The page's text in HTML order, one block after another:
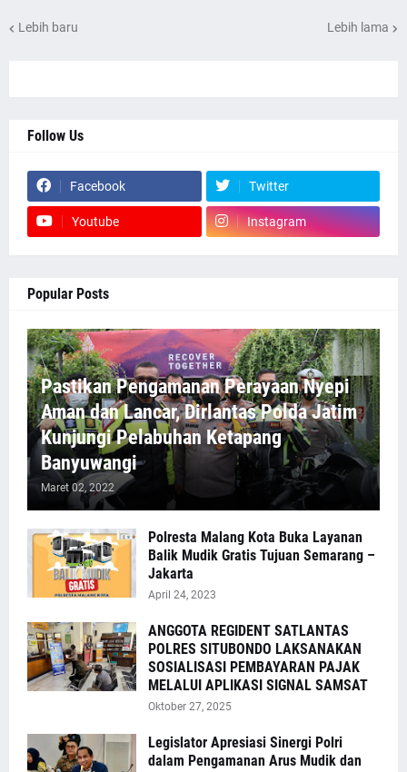
Lebih baru Lebih lama
Follow Us
Facebook Twitter
Youtube Instagram
Popular Posts
Pastikan Pengamanan Perayaan Nyepi
Aman dan Lancar, Dirlantas Polda Jatim
Kunjungi Pelabuhan Ketapang
Banyuwangi
Maret 02, 2022
Polresta Malang Kota Buka Layanan
Balik Mudik Gratis Tujuan Semarang –
Jakarta
April 24, 2023
ANGGOTA REGIDENT SATLANTAS
POLRES SITUBONDO LAKSANAKAN
SOSIALISASI PEMBAYARAN PAJAK
MELALUI APLIKASI SIGNAL SAMSAT
Oktober 27, 2025
Legislator Apresiasi Sinergi Polri
dalam Pengamanan Arus Mudik dan